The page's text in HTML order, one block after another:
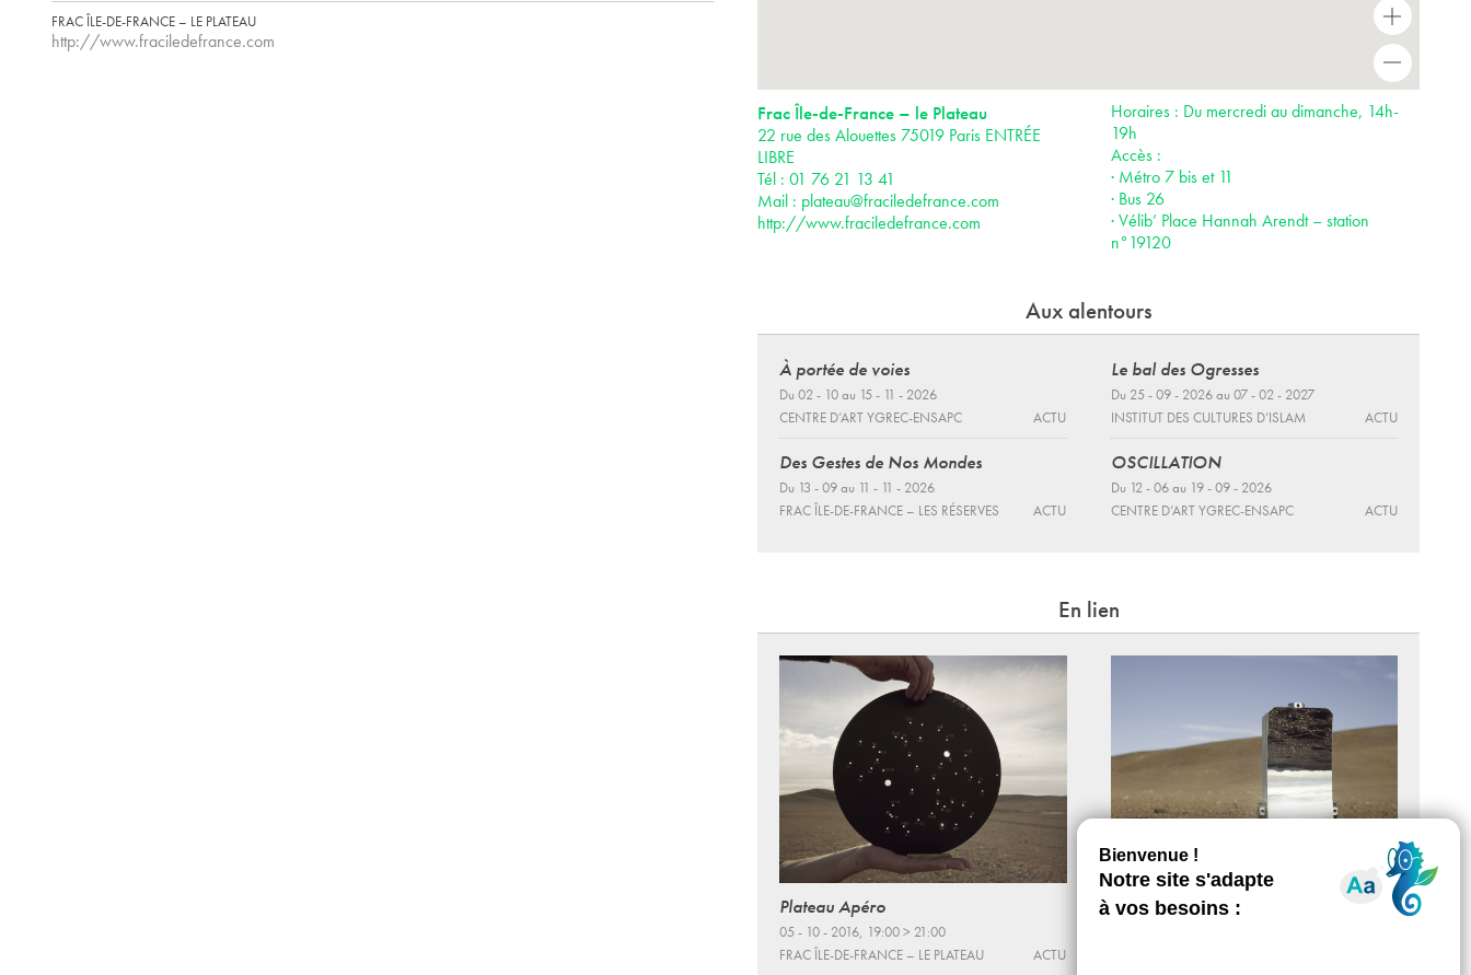
FRAC ÎLE-DE-FRANCE – LE PLATEAU
http://www.fraciledefrance.com
+
Frac Île-de-France – le Plateau
22 rue des Alouettes 75019 Paris ENTRÉE
LIBRE
Tél : 01 76 21 13 41
Mail : plateau@fraciledefrance.com
http://www.fraciledefrance.com
Horaires : Du mercredi au dimanche, 14h-
19h
Accès :
· Métro 7 bis et 11
· Bus 26
· Vélib’ Place Hannah Arendt – station
n°19120
Aux alentours
À portée de voies
Du 02 - 10 au 15 - 11 - 2026
CENTRE D’ART YGREC-ENSAPC
ACTU
Des Gestes de Nos Mondes
Du 13 - 09 au 11 - 11 - 2026
FRAC ÎLE-DE-FRANCE – LES RÉSERVES
ACTU
Le bal des Ogresses
Du 25 - 09 - 2026 au 07 - 02 - 2027
INSTITUT DES CULTURES D’ISLAM
ACTU
OSCILLATION
Du 12 - 06 au 19 - 09 - 2026
CENTRE D’ART YGREC-ENSAPC
ACTU
En lien
Plateau Apéro
05 - 10 - 2016, 19:00 > 21:00
FRAC ÎLE-DE-FRANCE – LE PLATEAU
ACTU
Deux mille quinze